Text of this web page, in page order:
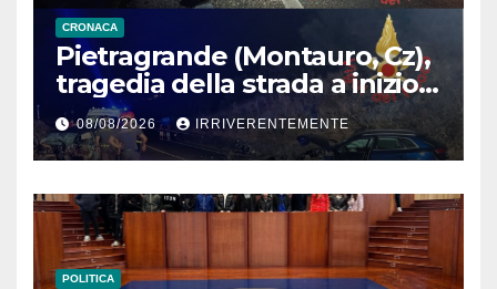
CRONACA
Pietragrande (Montauro, Cz),
tragedia della strada a inizio
secondo weekend estivo.
Morte sulla Ss106
08/08/2026 IRRIVERENTEMENTE
POLITICA